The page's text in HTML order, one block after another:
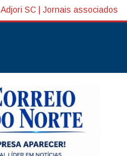
Adjori SC Jornais associados